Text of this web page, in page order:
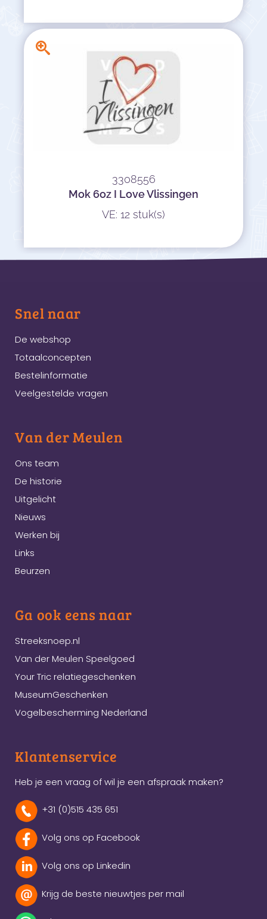
3308556
Mok 6oz I Love Vlissingen
VE: 12 stuk(s)
Snel naar
De webshop
Totaalconcepten
Bestelinformatie
Veelgestelde vragen
Van der Meulen
Ons team
De historie
Uitgelicht
Nieuws
Werken bij
Links
Beurzen
Ga ook eens naar
Streeksnoep.nl
Van der Meulen Speelgoed
Your Tric relatiegeschenken
MuseumGeschenken
Vogelbescherming Nederland
Klantenservice
Heb je een vraag of wil je een afspraak maken?
+31 (0)515 435 651
Volg ons op Facebook
Volg ons op Linkedin
Krijg de beste nieuwtjes per mail